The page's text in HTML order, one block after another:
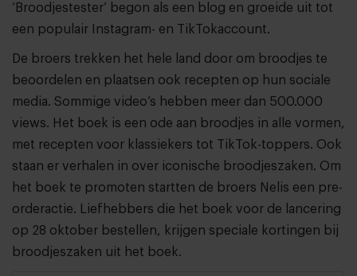
‘Broodjestester’ begon als een blog en groeide uit tot
een populair Instagram- en TikTokaccount.
De broers trekken het hele land door om broodjes te
beoordelen en plaatsen ook recepten op hun sociale
media. Sommige video’s hebben meer dan 500.000
views. Het boek is een ode aan broodjes in alle vormen,
met recepten voor klassiekers tot TikTok-toppers. Ook
staan er verhalen in over iconische broodjeszaken. Om
het boek te promoten startten de broers Nelis een pre-
orderactie. Liefhebbers die het boek voor de lancering
op 28 oktober bestellen, krijgen speciale kortingen bij
broodjeszaken uit het boek.